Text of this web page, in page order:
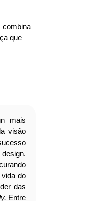
combina
que
mais
visão
do
das
Entre